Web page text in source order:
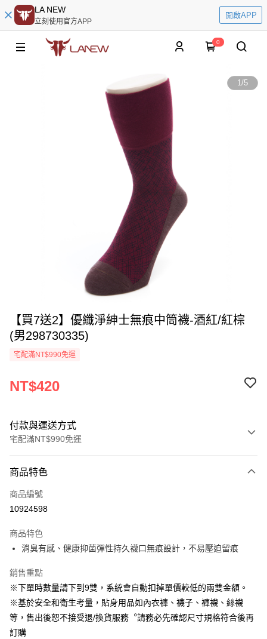
LA NEW
立刻使用官方APP
開啟APP
0
1/5
【買7送2】優纖淨紳士無痕中筒襪-酒紅/紅棕
(男298730335)
宅配滿NT$990免運
NT$420
付款與運送方式
宅配滿NT$990免運
信用卡一次付款
LINE Pay
悠遊付
Google Pay
全盈+PAY
ATM付款
商品特色
商品編號
10924598
商品特色
消臭有感、健康抑菌彈性持久襪口無痕設計，不易壓迫留痕
銷售重點
※下單時數量請下到9雙，系統會自動扣掉單價較低的兩雙金額。
※基於安全和衛生考量，貼身用品如內衣褲、襪子、褲襪、絲襪
等，售出後恕不接受退/換貨服務︒請務必先確認尺寸規格符合後再
訂購